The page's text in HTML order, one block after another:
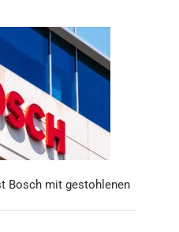
Bosch mit gestohlenen